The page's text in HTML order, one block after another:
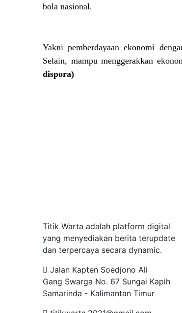
bola nasional.
Yakni pemberdayaan ekonomi
Selain, mampu menggerakkan
dispora)
Titik Warta adalah platform digital
yang menyediakan berita terupdate
dan terpercaya secara dynamic.
Jalan Kapten Soedjono Ali
Gang Swarga No. 67 Sungai Kapih
Samarinda - Kalimantan Timur